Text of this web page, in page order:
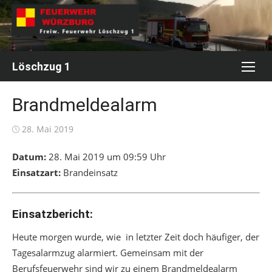
Skip
to
content
Löschzug 1
Brandmeldealarm
Posted
28. Mai 2019
Datum: 28. Mai 2019 um 09:59 Uhr
Einsatzart: Brandeinsatz
Einsatzbericht:
Heute morgen wurde, wie in letzter Zeit doch häufiger, der
Tagesalarmzug alarmiert. Gemeinsam mit der
Berufsfeuerwehr sind wir zu einem Brandmeldealarm